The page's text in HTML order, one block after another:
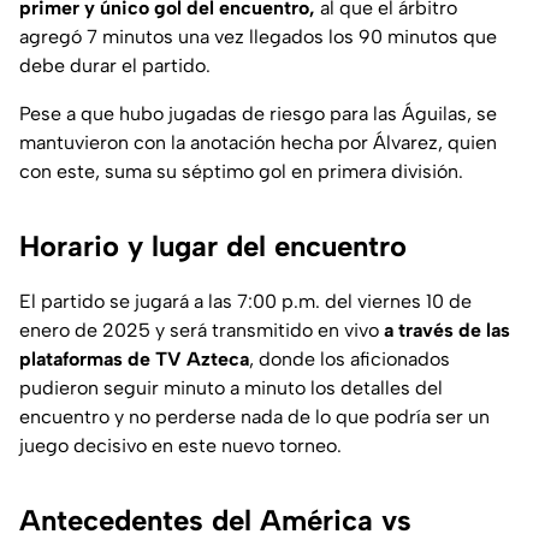
primer y único gol del encuentro, al que el árbitro
agregó 7 minutos una vez llegados los 90 minutos que
debe durar el partido.
Pese a que hubo jugadas de riesgo para las Águilas, se
mantuvieron con la anotación hecha por Álvarez, quien
con este, suma su séptimo gol en primera división.
Horario y lugar del encuentro
El partido se jugará a las 7:00 p.m. del viernes 10 de
enero de 2025 y será transmitido en vivo a través de las
plataformas de TV Azteca, donde los aficionados
pudieron seguir minuto a minuto los detalles del
encuentro y no perderse nada de lo que podría ser un
juego decisivo en este nuevo torneo.
Antecedentes del América vs